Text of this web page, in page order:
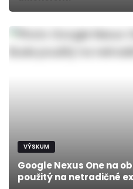
VÝSKUM
Google Nexus One na
použitý na netradičné